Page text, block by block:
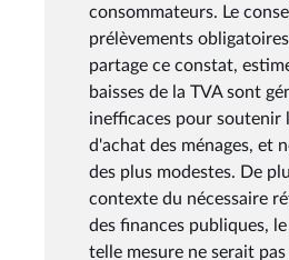
consommateurs. Le
prélèvements
partage ce constat,
baisses de la TVA sont
inefficaces pour soutenir
d'achat des ménages, et
des plus modestes. De
contexte du nécessaire
des finances publiques,
telle mesure ne serait pas